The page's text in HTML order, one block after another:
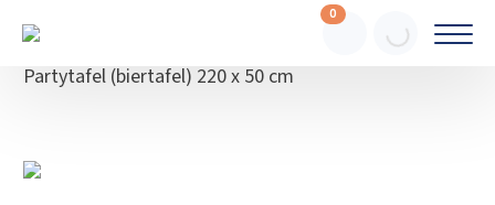
0
Webshop
Partytafel (biertafel) 220 x 50 cm